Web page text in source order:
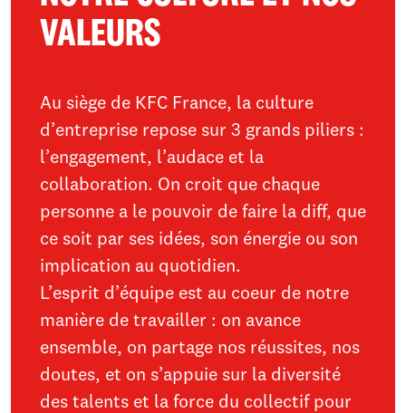
VALEURS
Au siège de KFC France, la culture
d’entreprise repose sur 3 grands piliers :
l’engagement, l’audace et la
collaboration. On croit que chaque
personne a le pouvoir de faire la diff, que
ce soit par ses idées, son énergie ou son
implication au quotidien.
L’esprit d’équipe est au coeur de notre
manière de travailler : on avance
ensemble, on partage nos réussites, nos
doutes, et on s’appuie sur la diversité
des talents et la force du collectif pour